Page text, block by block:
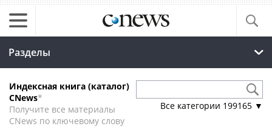
Разделы
Индексная книга (каталог)
CNews*
Получите все материалы
CNews по ключевому слову
Все категории 199165 ▼